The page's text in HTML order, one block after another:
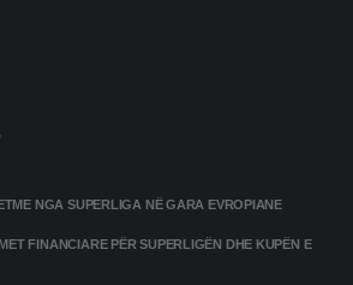
NGA SUPERLIGA NË GARA EVROPIANE
FINANCIARE PËR SUPERLIGËN DHE KUPËN E